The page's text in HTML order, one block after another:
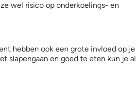
wel risico op onderkoelings- en
hebben ook een grote invloed op je
slapengaan en goed te eten kun je al